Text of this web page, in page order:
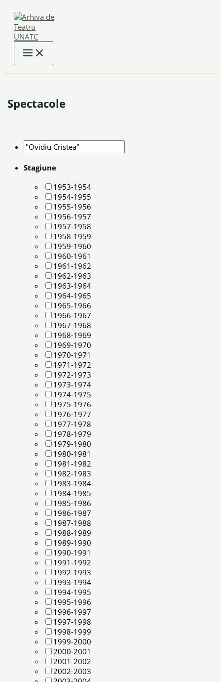
content
Spectacole
Stagiune
1953-1954
1954-1955
1955-1956
1956-1957
1957-1958
1958-1959
1959-1960
1960-1961
1961-1962
1962-1963
1963-1964
1964-1965
1965-1966
1966-1967
1967-1968
1968-1969
1969-1970
1970-1971
1971-1972
1972-1973
1973-1974
1974-1975
1975-1976
1976-1977
1977-1978
1978-1979
1979-1980
1980-1981
1981-1982
1982-1983
1983-1984
1984-1985
1985-1986
1986-1987
1987-1988
1988-1989
1989-1990
1990-1991
1991-1992
1992-1993
1993-1994
1994-1995
1995-1996
1996-1997
1997-1998
1998-1999
1999-2000
2000-2001
2001-2002
2002-2003